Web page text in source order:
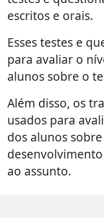
escritos e orais.
Esses testes e
para avaliar o
alunos sobre o
Além disso, os
usados para
dos alunos
ao assunto.